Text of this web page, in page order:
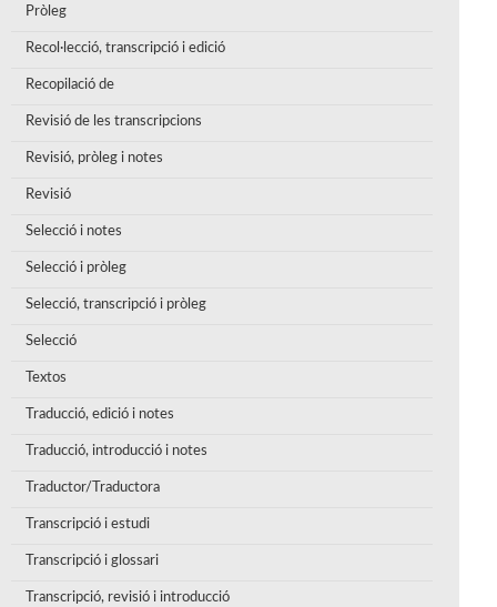
Pròleg
Recol·lecció, transcripció i edició
Recopilació de
Revisió de les transcripcions
Revisió, pròleg i notes
Revisió
Selecció i notes
Selecció i pròleg
Selecció, transcripció i pròleg
Selecció
Textos
Traducció, edició i notes
Traducció, introducció i notes
Traductor/Traductora
Transcripció i estudi
Transcripció i glossari
Transcripció, revisió i introducció